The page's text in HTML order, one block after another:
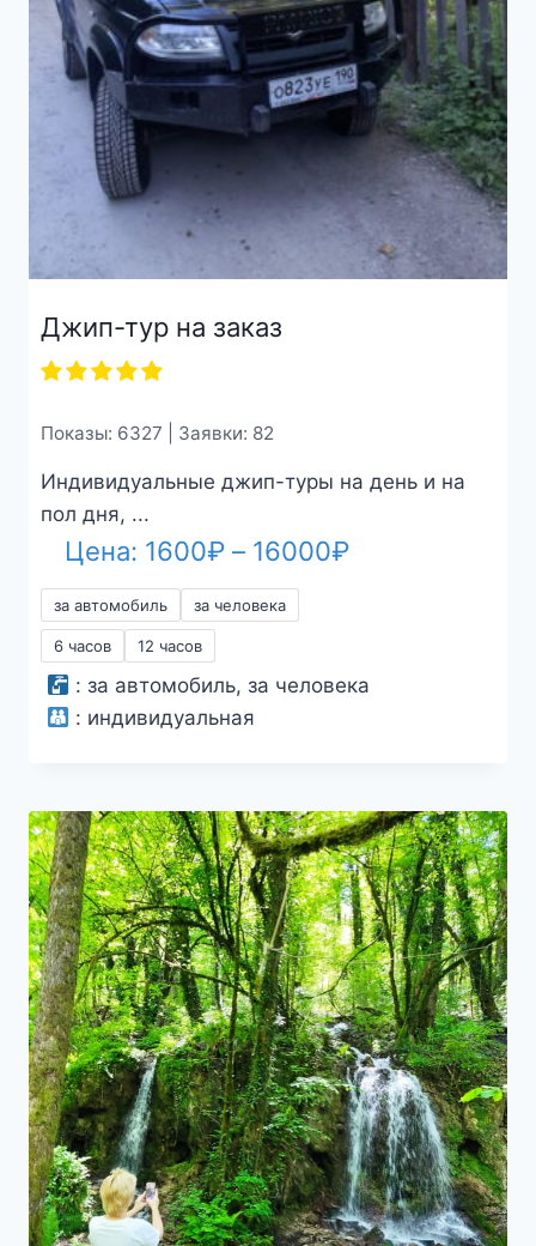
Джип-тур на заказ
Показы: 6327 | Заявки: 82
Индивидуальные джип-туры на день и на
пол дня, ...
Цена: 1600₽ – 16000₽Диапазон
–
за автомобиль за человека
6 часов 12 часов
: за автомобиль, за человека
: индивидуальная